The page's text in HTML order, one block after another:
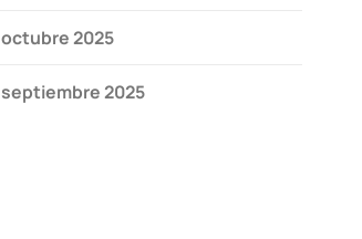
octubre 2025
septiembre 2025